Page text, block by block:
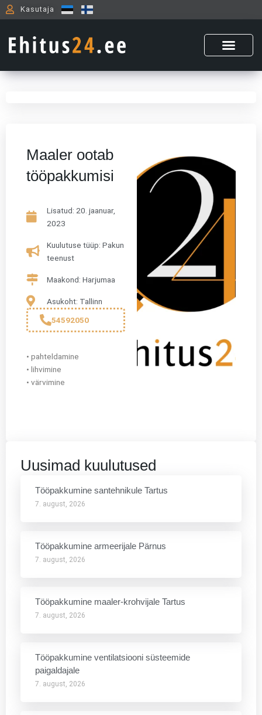
Skip
to
Kasutaja
Maaler ootab
tööpakkumisi
Lisatud: 20. jaanuar,
2023
Kuulutuse tüüp: Pakun
teenust
Maakond: Harjumaa
Asukoht: Tallinn
54592050
• pahteldamine
• lihvimine
• värvimine
Uusimad kuulutused
Tööpakkumine santehnikule Tartus
7. august, 2026
Tööpakkumine armeerijale Pärnus
7. august, 2026
Tööpakkumine maaler-krohvijale Tartus
7. august, 2026
Tööpakkumine ventilatsiooni süsteemide
paigaldajale
7. august, 2026